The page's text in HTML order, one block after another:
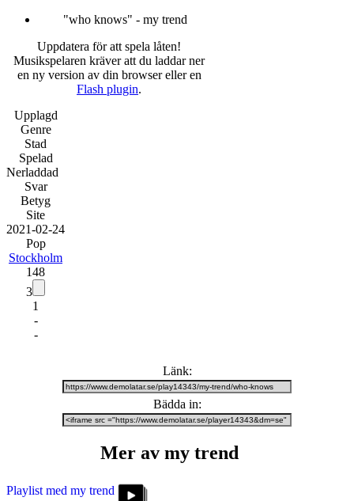
"who knows" - my trend
Uppdatera för att spela låten!
Musikspelaren kräver att du laddar ner
en ny version av din browser eller en
Flash plugin.
Upplagd
Genre
Stad
Spelad
Nerladdad
Svar
Betyg
Site
2021-02-24
Pop
Stockholm
148
3
1
-
-
Länk:
Bädda in:
Mer av my trend
Playlist med my trend